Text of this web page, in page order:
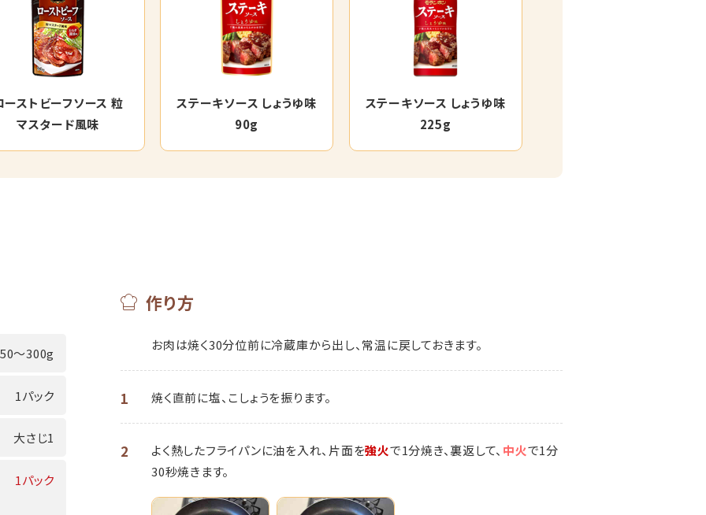
ーストビーフソース 粒
マスタード風味
ステーキソース しょうゆ味
90g
ステーキソース しょうゆ味
225g
～300g
1パック
大さじ1
1パック
作り方
お肉は焼く30分位前に冷蔵庫から出し、常温に戻しておきます。
1 焼く直前に塩、こしょうを振ります。
2 よく熱したフライパンに油を入れ、片面を強火で1分焼き、裏返して、 中火で1分
30秒焼きます。